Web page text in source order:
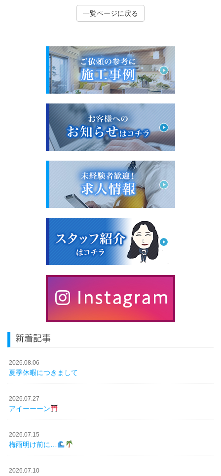
一覧ページに戻る
新着記事
2026.08.06
夏季休暇につきまして
2026.07.27
アイーーーン
2026.07.15
梅雨明け前に…
2026.07.10